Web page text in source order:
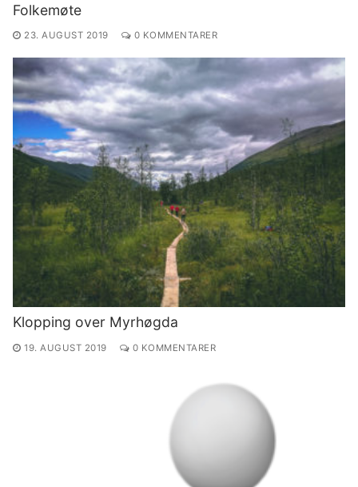
Folkemøte
23. AUGUST 2019 0 KOMMENTARER
Klopping over Myrhøgda
19. AUGUST 2019 0 KOMMENTARER